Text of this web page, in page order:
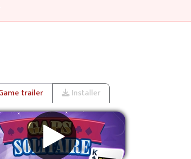
trailer Installer